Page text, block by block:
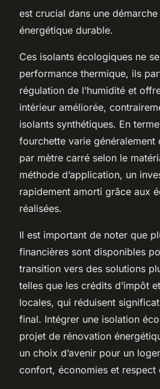
est crucial dans une
énergétique durable.
Ces isolants écologiques ne
performance thermique, ils
régulation de l’humidité et
intérieur améliorée,
isolants synthétiques. En
fourchette varie généralement
par mètre carré selon le
méthode d’application, un
rapidement amorti grâce aux
réalisées.
Il est important de noter que
financières sont disponibles
transition vers des solutions
telles que les crédits d’impôt
locales, qui réduisent
final. Intégrer une isolation
projet de rénovation
un choix d’avenir pour un
confort, économies et respect